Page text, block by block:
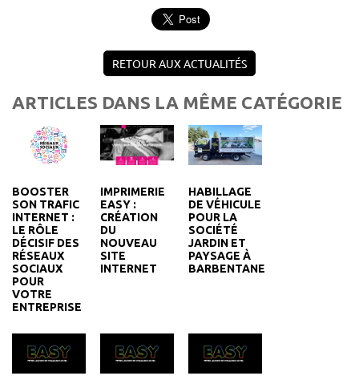
RETOUR AUX ACTUALITÉS
ARTICLES DANS LA MÊME CATÉGORIE
BOOSTER
SON TRAFIC
INTERNET :
LE RÔLE
DÉCISIF DES
RÉSEAUX
SOCIAUX
POUR
VOTRE
ENTREPRISE
IMPRIMERIE
EASY :
CRÉATION
DU
NOUVEAU
SITE
INTERNET
HABILLAGE
DE VÉHICULE
POUR LA
SOCIÉTÉ
JARDIN ET
PAYSAGE À
BARBENTANE